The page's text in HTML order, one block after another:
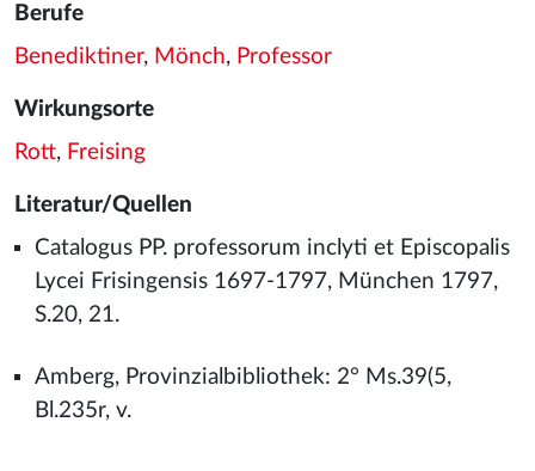
Berufe
Benediktiner, Mönch, Professor
Wirkungsorte
Rott, Freising
Literatur/Quellen
Catalogus PP. professorum inclyti et Episcopalis
Lycei Frisingensis 1697-1797, München 1797,
S.20, 21.
Amberg, Provinzialbibliothek: 2° Ms.39(5,
Bl.235r, v.